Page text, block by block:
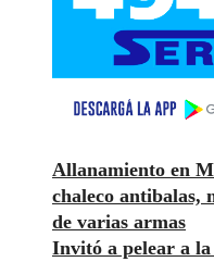
Allanamiento en
chaleco antibalas,
de varias armas
Invitó a pelear a